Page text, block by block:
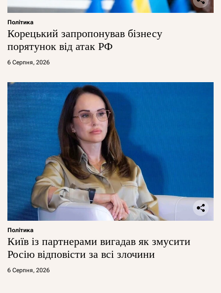
Політика
Корецький запропонував бізнесу
порятунок від атак РФ
6 Серпня, 2026
Політика
Київ із партнерами вигадав як змусити
Росію відповісти за всі злочини
6 Серпня, 2026